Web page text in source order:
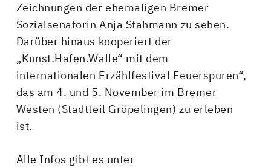
Zeichnungen der ehemaligen Bremer
Sozialsenatorin Anja Stahmann zu sehen.
Darüber hinaus kooperiert der
„Kunst.Hafen.Walle“ mit dem
internationalen Erzählfestival Feuerspuren“,
das am 4. und 5. November im Bremer
Westen (Stadtteil Gröpelingen) zu erleben
ist.
Alle Infos gibt es unter